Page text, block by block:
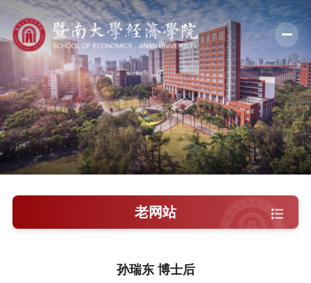
学院概况
新闻中心
师资队伍
科学研究
教学培养
老网站
孙瑞东 博士后